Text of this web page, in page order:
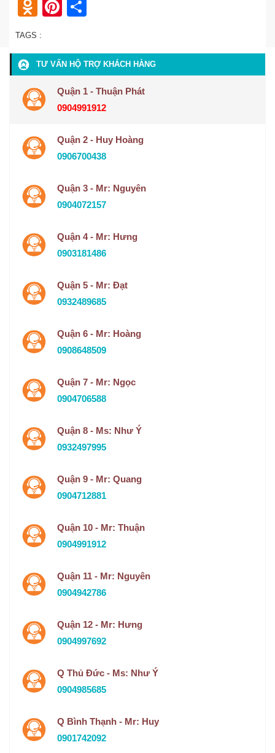
Odnoklassniki
Pinterest
TAGS :
TƯ VẤN HỘ TRỢ KHÁCH HÀNG
Quận 1 - Thuận Phát
0904991912
Quận 2 - Huy Hoàng
0906700438
Quận 3 - Mr: Nguyên
0904072157
Quận 4 - Mr: Hưng
0903181486
Quận 5 - Mr: Đạt
0932489685
Quận 6 - Mr: Hoàng
0908648509
Quận 7 - Mr: Ngọc
0904706588
Quận 8 - Ms: Như Ý
0932497995
Quận 9 - Mr: Quang
0904712881
Quận 10 - Mr: Thuận
0904991912
Quận 11 - Mr: Nguyên
0904942786
Quận 12 - Mr: Hưng
0904997692
Q Thủ Đức - Ms: Như Ý
0904985685
Q Bình Thạnh - Mr: Huy
0901742092